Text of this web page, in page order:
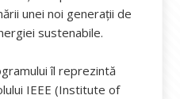
unei noi generații de
sustenabile.
îl reprezintă
IEEE (Institute of